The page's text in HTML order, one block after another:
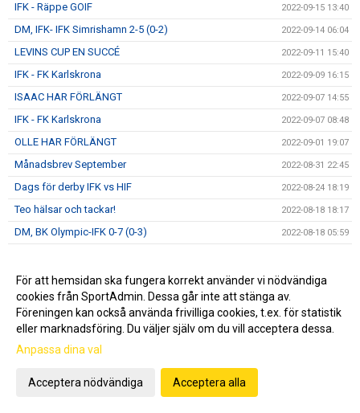
IFK - Räppe GOIF 2022-09-15 13:40
DM, IFK- IFK Simrishamn 2-5 (0-2) 2022-09-14 06:04
LEVINS CUP EN SUCCÉ 2022-09-11 15:40
IFK - FK Karlskrona 2022-09-09 16:15
ISAAC HAR FÖRLÄNGT 2022-09-07 14:55
IFK - FK Karlskrona 2022-09-07 08:48
OLLE HAR FÖRLÄNGT 2022-09-01 19:07
Månadsbrev September 2022-08-31 22:45
Dags för derby IFK vs HIF 2022-08-24 18:19
Teo hälsar och tackar! 2022-08-18 18:17
DM, BK Olympic-IFK 0-7 (0-3) 2022-08-18 05:59
IFK vs Asarum IF FK 2022-08-11 10:35
Ännu en 05a i A-truppen 2022-08-07 14:48
Månadsbrev Augusti 2022-08-02 11:02
ORAJÄRVI HAR FÖRLÄNGT
Åttondelen Gothia Cup
För att hemsidan ska fungera korrekt använder vi nödvändiga
cookies från SportAdmin. Dessa går inte att stänga av.
Föreningen kan också använda frivilliga cookies, t.ex. för statistik
eller marknadsföring. Du väljer själv om du vill acceptera dessa.
Anpassa dina val
Acceptera nödvändiga Acceptera alla